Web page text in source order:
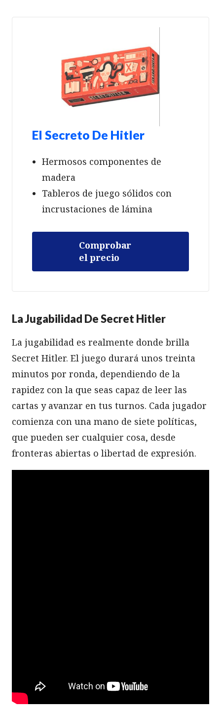
El Secreto De Hitler
Hermosos componentes de
madera
Tableros de juego sólidos con
incrustaciones de lámina
Comprobar
el precio
La Jugabilidad De Secret Hitler
La jugabilidad es realmente donde brilla
Secret Hitler. El juego durará unos treinta
minutos por ronda, dependiendo de la
rapidez con la que seas capaz de leer las
cartas y avanzar en tus turnos. Cada jugador
comienza con una mano de siete políticas,
que pueden ser cualquier cosa, desde
fronteras abiertas o libertad de expresión.